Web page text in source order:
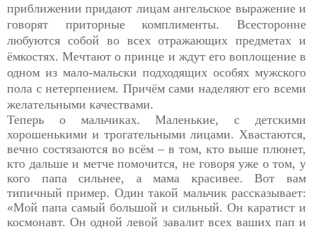
приближении придают лицам ангельское выражение и
говорят приторные комплименты. Всесторонне
любуются собой во всех отражающих предметах и
ёмкостях. Мечтают о принце и ждут его воплощение в
одном из мало-мальски подходящих особях мужского
пола с нетерпением. Причём сами наделяют его всеми
желательными качествами.
Теперь о мальчиках. Маленькие, с детскими
хорошенькими и трогательными лицами. Хвастаются,
вечно состязаются во всём – в том, кто выше плюнет,
кто дальше и метче помочится, не говоря уже о том, у
кого папа сильнее, а мама красивее. Вот вам
типичный пример. Один такой мальчик рассказывает:
«Мой папа самый большой и сильный. Он каратист и
космонавт. Он одной левой завалит всех ваших пап и